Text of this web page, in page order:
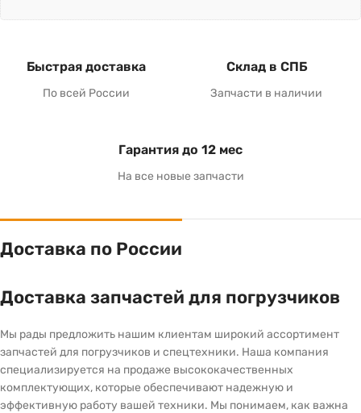
Быстрая доставка
По всей России
Склад в СПБ
Запчасти в наличии
Гарантия до 12 мес
На все новые запчасти
Доставка по России
Доставка запчастей для погрузчиков
Мы рады предложить нашим клиентам широкий ассортимент
запчастей для погрузчиков и спецтехники. Наша компания
специализируется на продаже высококачественных
комплектующих, которые обеспечивают надежную и
эффективную работу вашей техники. Мы понимаем, как важна